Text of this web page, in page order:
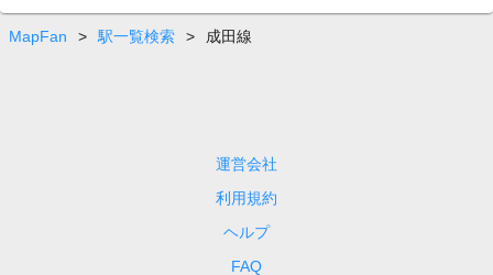
MapFan > 駅一覧検索 > 成田線
運営会社
利用規約
ヘルプ
FAQ